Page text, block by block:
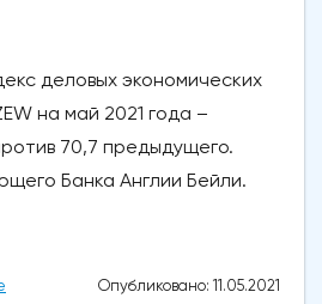
деловых экономических
на май 2021 года –
70,7 предыдущего.
Банка Англии Бейли.
Опубликовано: 11.05.2021